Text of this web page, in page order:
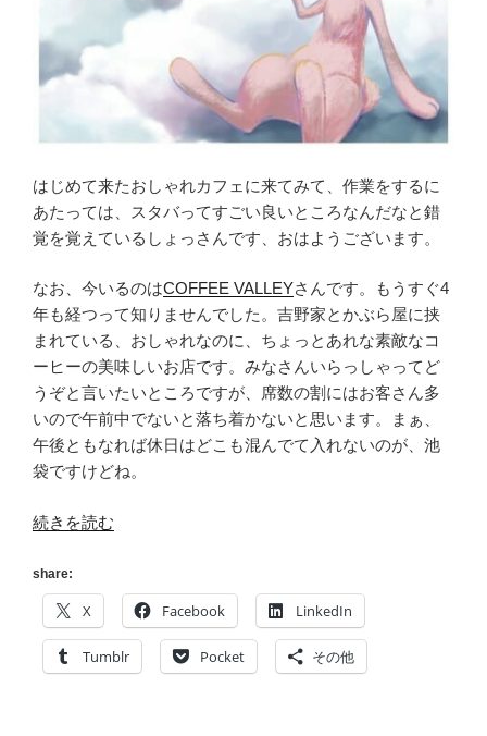
はじめて来たおしゃれカフェに来てみて、作業をするに
あたっては、スタバってすごい良いところなんだなと錯
覚を覚えているしょっさんです、おはようございます。
なお、今いるのはCOFFEE VALLEYさんです。もうすぐ4
年も経つって知りませんでした。吉野家とかぶら屋に挟
まれている、おしゃれなのに、ちょっとあれな素敵なコ
ーヒーの美味しいお店です。みなさんいらっしゃってど
うぞと言いたいところですが、席数の割にはお客さん多
いので午前中でないと落ち着かないと思います。まぁ、
午後ともなれば休日はどこも混んでて入れないのが、池
袋ですけどね。
“[宣
パ
ア
ス
宣
続きを読む
share:
X Facebook LinkedIn
Tumblr Pocket その他